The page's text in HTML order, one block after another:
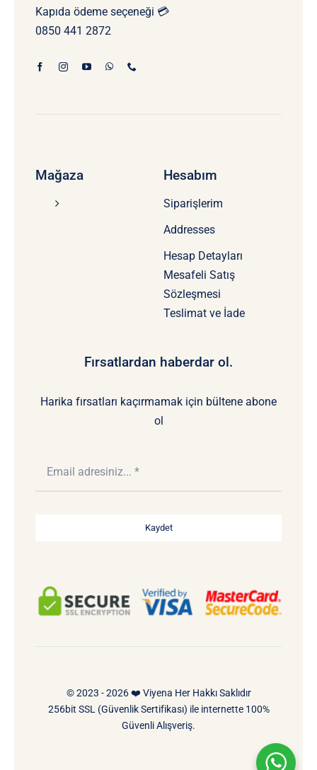
Kapıda ödeme seçeneği 💳
0850 441 2872
Mağaza Hesabım
Siparişlerim
Addresses
Hesap Detayları
Mesafeli Satış
Sözleşmesi
Teslimat ve İade
Fırsatlardan haberdar ol.
Harika fırsatları kaçırmamak için bültene abone
ol
Kaydet
© 2023 - 2026 ❤️ Viyena Her Hakkı Saklıdır
256bit SSL (Güvenlik Sertifikası) ile internette 100%
Güvenli Alışveriş.